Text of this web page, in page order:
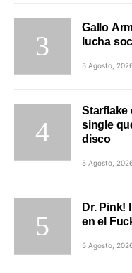
Gallo
lucha
5 Agosto,
Starflake
single
disco
5 Agosto,
Dr. Pink!
en el
5 Agosto,